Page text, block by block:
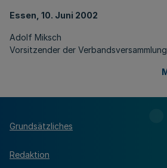
Essen, 10. Juni 2002
Adolf Miksch
Vorsitzender der Verbandsversammlung
Grundsätzliches
Redaktion